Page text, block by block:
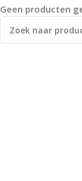
Geen producten